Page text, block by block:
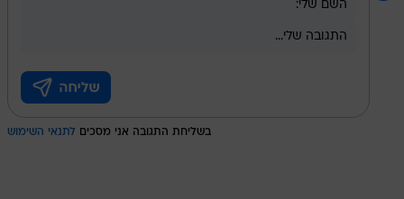
בשליחת התגובה אני מסכים לתנאי השימוש